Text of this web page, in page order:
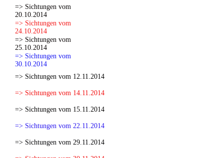
=> Sichtungen vom
20.10.2014
=> Sichtungen vom
24.10.2014
=> Sichtungen vom
25.10.2014
=> Sichtungen vom
30.10.2014
=> Sichtungen vom 12.11.2014
=> Sichtungen vom 14.11.2014
=> Sichtungen vom 15.11.2014
=> Sichtungen vom 22.11.2014
=> Sichtungen vom 29.11.2014